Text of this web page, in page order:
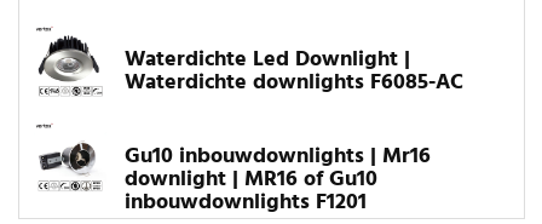
Waterdichte Led Downlight |
Waterdichte downlights F6085-AC
Gu10 inbouwdownlights | Mr16
downlight | MR16 of Gu10
inbouwdownlights F1201